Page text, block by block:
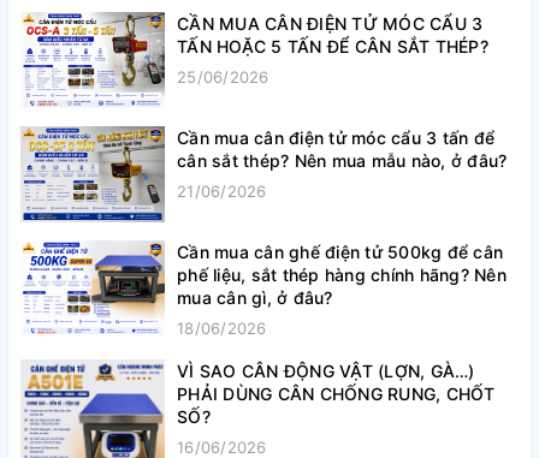
CẦN MUA CÂN ĐIỆN TỬ MÓC CẨU 3
TẤN HOẶC 5 TẤN ĐỂ CÂN SẮT THÉP?
25/06/2026
Cần mua cân điện tử móc cẩu 3 tấn để
cân sắt thép? Nên mua mẫu nào, ở đâu?
21/06/2026
Cần mua cân ghế điện tử 500kg để cân
phế liệu, sắt thép hàng chính hãng? Nên
mua cân gì, ở đâu?
18/06/2026
VÌ SAO CÂN ĐỘNG VẬT (LỢN, GÀ…)
PHẢI DÙNG CÂN CHỐNG RUNG, CHỐT
SỐ?
16/06/2026